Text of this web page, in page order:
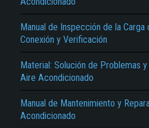
Manual de Inspección de la
Conexión y Verificación
Material: Solución de Problemas
Aire Acondicionado
Manual de Mantenimiento y
Acondicionado
El Título es incorrecto
Texto o Imagen de